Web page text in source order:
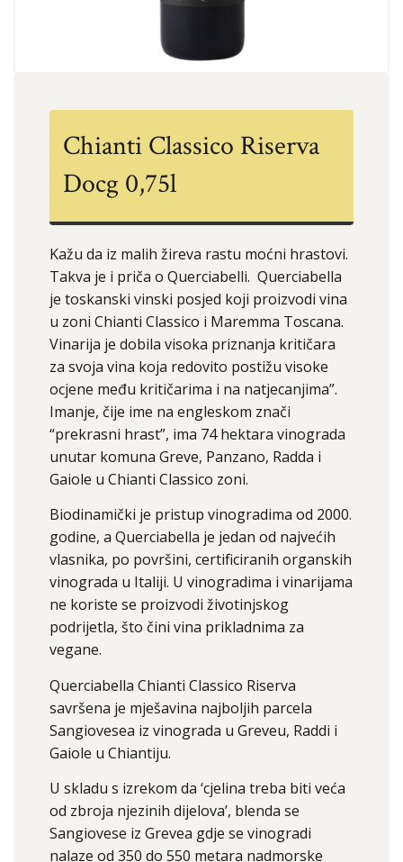
Chianti Classico Riserva
Docg 0,75l
Kažu da iz malih žireva rastu moćni hrastovi.
Takva je i priča o Querciabelli. Querciabella
je toskanski vinski posjed koji proizvodi vina
u zoni Chianti Classico i Maremma Toscana.
Vinarija je dobila visoka priznanja kritičara
za svoja vina koja redovito postižu visoke
ocjene među kritičarima i na natjecanjima”.
Imanje, čije ime na engleskom znači
“prekrasni hrast”, ima 74 hektara vinograda
unutar komuna Greve, Panzano, Radda i
Gaiole u Chianti Classico zoni.
Biodinamički je pristup vinogradima od 2000.
godine, a Querciabella je jedan od najvećih
vlasnika, po površini, certificiranih organskih
vinograda u Italiji. U vinogradima i vinarijama
ne koriste se proizvodi životinjskog
podrijetla, što čini vina prikladnima za
vegane.
Querciabella Chianti Classico Riserva
savršena je mješavina najboljih parcela
Sangiovesea iz vinograda u Greveu, Raddi i
Gaiole u Chiantiju.
U skladu s izrekom da ‘cjelina treba biti veća
od zbroja njezinih dijelova’, blenda se
Sangiovese iz Grevea gdje se vinogradi
nalaze od 350 do 550 metara nadmorske